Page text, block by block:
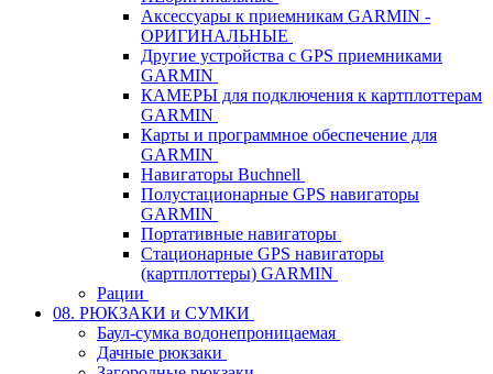
Аксессуары к приемникам GARMIN -
ОРИГИНАЛЬНЫЕ
Другие устройства с GPS приемниками
GARMIN
КАМЕРЫ для подключения к картплоттерам
GARMIN
Карты и программное обеспечение для
GARMIN
Навигаторы Buchnell
Полустационарные GPS навигаторы
GARMIN
Портативные навигаторы
Стационарные GPS навигаторы
(картплоттеры) GARMIN
Рации
08. РЮКЗАКИ и СУМКИ
Баул-сумка водонепроницаемая
Дачные рюкзаки